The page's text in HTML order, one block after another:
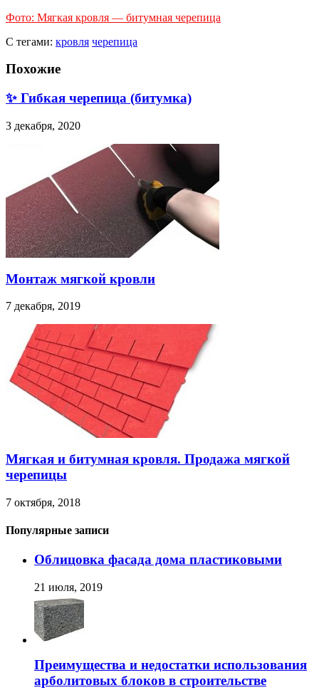
Фото: Мягкая кровля — битумная черепица
С тегами: кровля черепица
Похожие
✨ Гибкая черепица (битумка)
3 декабря, 2020
Монтаж мягкой кровли
7 декабря, 2019
Мягкая и битумная кровля. Продажа мягкой
черепицы
7 октября, 2018
Популярные записи
Облицовка фасада дома пластиковыми
21 июля, 2019
Преимущества и недостатки использования
арболитовых блоков в строительстве